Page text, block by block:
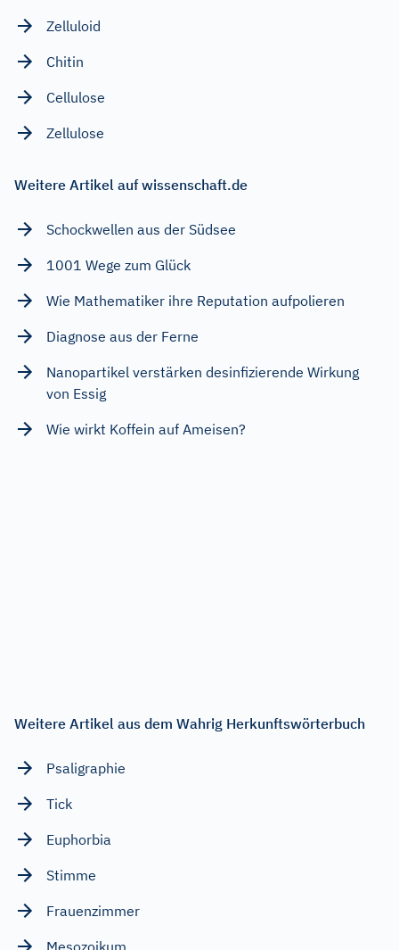
Zelluloid
Chitin
Cellulose
Zellulose
Weitere Artikel auf wissenschaft.de
Schockwellen aus der Südsee
1001 Wege zum Glück
Wie Mathematiker ihre Reputation aufpolieren
Diagnose aus der Ferne
Nanopartikel verstärken desinfizierende Wirkung
von Essig
Wie wirkt Koffein auf Ameisen?
Weitere Artikel aus dem Wahrig Herkunftswörterbuch
Psaligraphie
Tick
Euphorbia
Stimme
Frauenzimmer
Mesozoikum